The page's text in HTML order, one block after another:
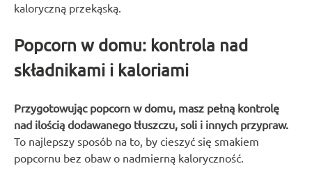
kaloryczną przekąską.
Popcorn w domu: kontrola nad
składnikami i kaloriami
Przygotowując popcorn w domu, masz pełną kontrolę
nad ilością dodawanego tłuszczu, soli i innych przypraw.
To najlepszy sposób na to, by cieszyć się smakiem
popcornu bez obaw o nadmierną kaloryczność.